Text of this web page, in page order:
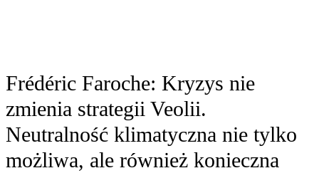
Frédéric Faroche: Kryzys nie
zmienia strategii Veolii.
Neutralność klimatyczna nie tylko
możliwa, ale również konieczna